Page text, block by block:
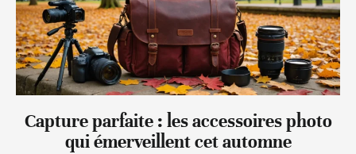
Capture parfaite : les accessoires photo
qui émerveillent cet automne